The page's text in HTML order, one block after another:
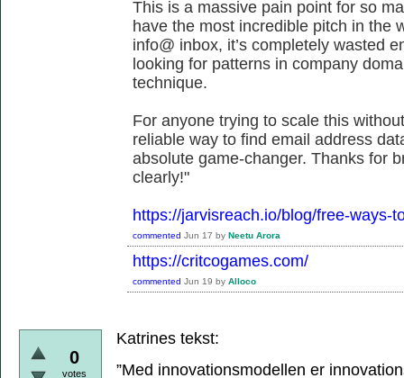
This is a massive pain point for so
have the most incredible pitch in the
info@ inbox, it’s completely wasted
looking for patterns in company
technique.
For anyone trying to scale this
reliable way to find email address
absolute game-changer. Thanks for
clearly!"
https://jarvisreach.io/blog/free-ways-
commented Jun 17 by Neetu Arora
https://critcogames.com/
commented Jun 19 by Alloco
0
votes
Katrines tekst:
”Med innovationsmodellen er